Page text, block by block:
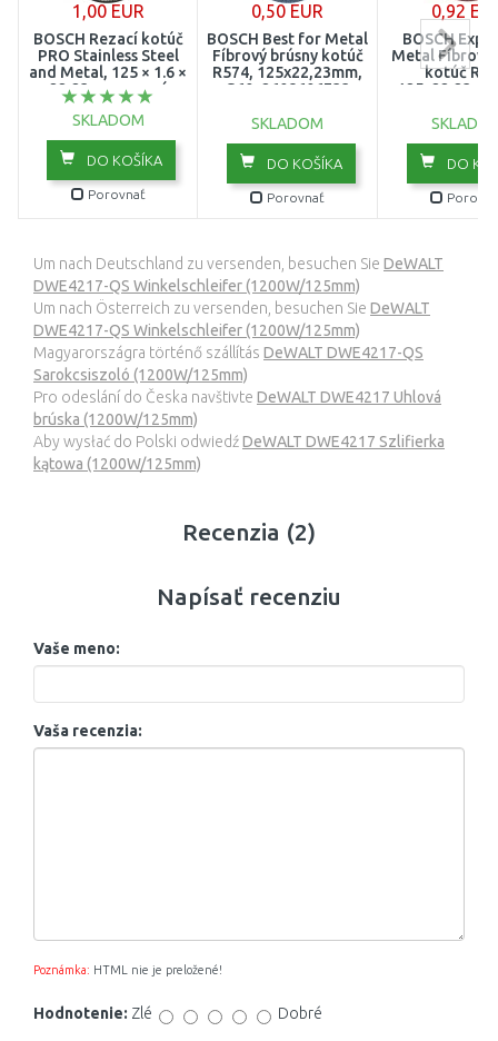
1,00 EUR
BOSCH Rezací kotúč
PRO Stainless Steel
and Metal, 125 × 1.6 ×
22,23 mm, rovný
2608603172
SKLADOM
DO KOŠÍKA
Porovnať
0,50 EUR
BOSCH Best for Metal
Fíbrový brúsny kotúč
R574, 125x22,23mm,
G60, 2608606733
SKLADOM
DO KOŠÍKA
Porovnať
0,92
BOSCH
Metal Fíbrový
kotúč
DO
Um nach Deutschland zu versenden, besuchen Sie DeWALT
DWE4217-QS Winkelschleifer (1200W/125mm)
Um nach Österreich zu versenden, besuchen Sie DeWALT
DWE4217-QS Winkelschleifer (1200W/125mm)
Magyarországra történő szállítás DeWALT DWE4217-QS
Sarokcsiszoló (1200W/125mm)
Pro odeslání do Česka navštivte DeWALT DWE4217 Uhlová
brúska (1200W/125mm)
Aby wysłać do Polski odwiedźDeWALT DWE4217 Szlifierka
kątowa (1200W/125mm)
Recenzia (2)
Napísať recenziu
Vaše meno:
Vaša recenzia:
Poznámka: HTML nie je preložené!
Hodnotenie: Zlé Dobré